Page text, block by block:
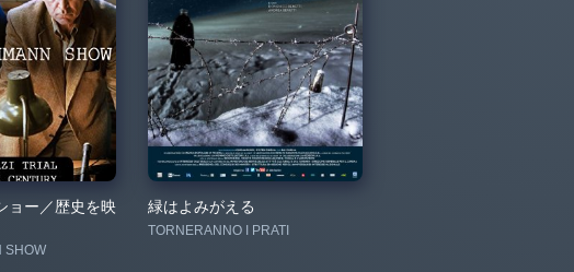
ョー／歴史を映
SHOW
緑はよみがえる
TORNERANNO I PRATI